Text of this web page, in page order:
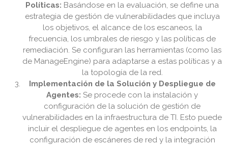
Políticas: Basándose en la evaluación, se define una
estrategia de gestión de vulnerabilidades que incluya
los objetivos, el alcance de los escaneos, la
frecuencia, los umbrales de riesgo y las políticas de
remediación. Se configuran las herramientas (como las
de ManageEngine) para adaptarse a estas políticas y a
la topología de la red.
Implementación de la Solución y Despliegue de
Agentes: Se procede con la instalación y
configuración de la solución de gestión de
vulnerabilidades en la infraestructura de TI. Esto puede
incluir el despliegue de agentes en los endpoints, la
configuración de escáneres de red y la integración